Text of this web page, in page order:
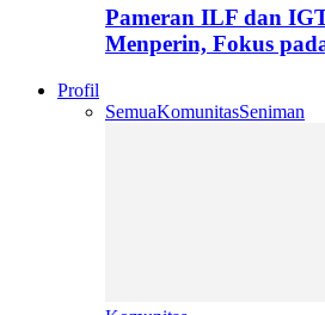
Pameran ILF dan
Menperin, Fokus
Profil
SemuaKomunitasSeniman